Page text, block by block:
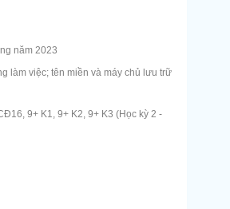
năm 2023
làm việc; tên miền và máy chủ lưu trữ
9+ K1, 9+ K2, 9+ K3 (Học kỳ 2 -